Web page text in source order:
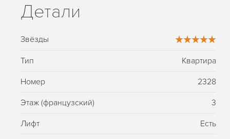
Детали
Звёзды
Тип Квартира
Номер 2328
Этаж (французский) 3
Лифт Есть